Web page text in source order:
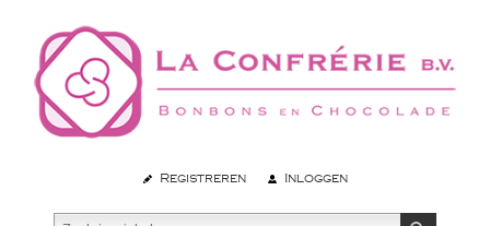
Registreren Inloggen